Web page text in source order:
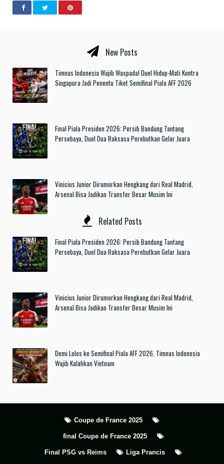
New Posts
Timnas Indonesia Wajib Waspada! Duel Hidup-Mati Kontra
Singapura Jadi Penentu Tiket Semifinal Piala AFF 2026
Final Piala Presiden 2026: Persib Bandung Tantang
Persebaya, Duel Dua Raksasa Perebutkan Gelar Juara
Vinicius Junior Dirumorkan Hengkang dari Real Madrid,
Arsenal Bisa Jadikan Transfer Besar Musim Ini
Related Posts
Final Piala Presiden 2026: Persib Bandung Tantang
Persebaya, Duel Dua Raksasa Perebutkan Gelar Juara
Vinicius Junior Dirumorkan Hengkang dari Real Madrid,
Arsenal Bisa Jadikan Transfer Besar Musim Ini
Demi Lolos ke Semifinal Piala AFF 2026, Timnas Indonesia
Wajib Kalahkan Vietnam
Coupe de France 2025
final Coupe de France 2025
Final PSG vs Reims Liga Prancis